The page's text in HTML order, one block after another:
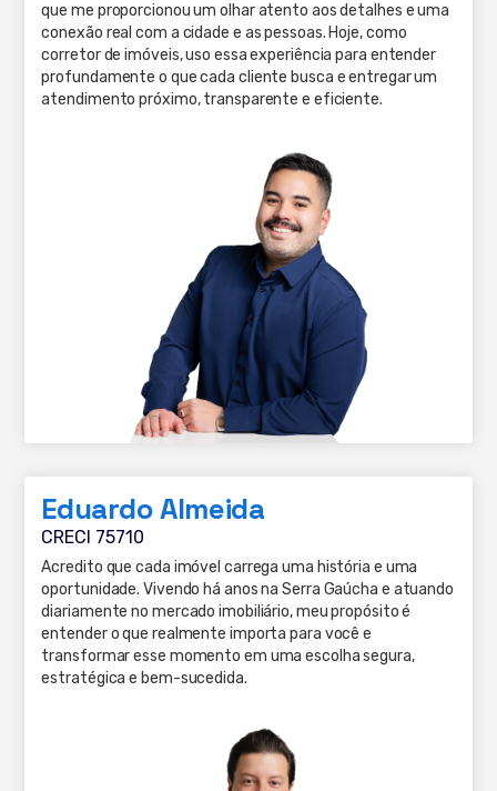
que me proporcionou um olhar atento aos detalhes e uma
conexão real com a cidade e as pessoas. Hoje, como
corretor de imóveis, uso essa experiência para entender
profundamente o que cada cliente busca e entregar um
atendimento próximo, transparente e eficiente.
Eduardo Almeida
CRECI 75710
Acredito que cada imóvel carrega uma história e uma
oportunidade. Vivendo há anos na Serra Gaúcha e atuando
diariamente no mercado imobiliário, meu propósito é
entender o que realmente importa para você e
transformar esse momento em uma escolha segura,
estratégica e bem-sucedida.